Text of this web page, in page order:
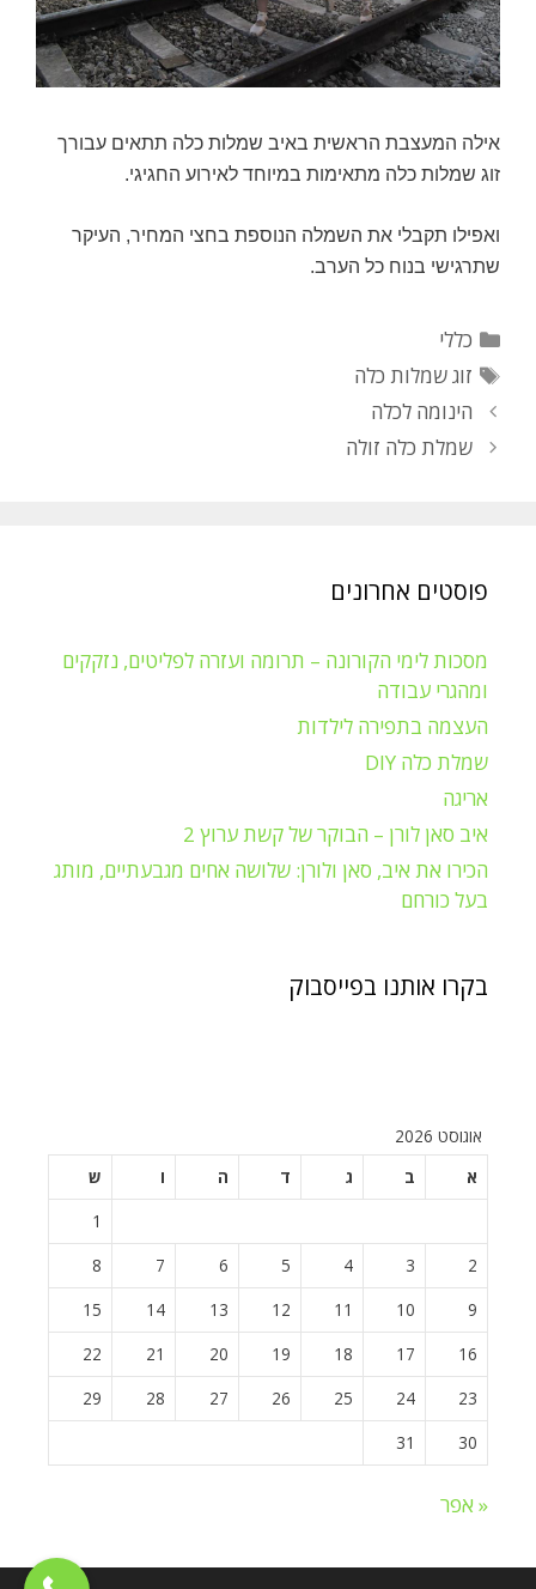
אילה המעצבת הראשית באיב שמלות כלה תתאים עבורך
זוג שמלות כלה מתאימות במיוחד לאירוע החגיגי.
ואפילו תקבלי את השמלה הנוספת בחצי המחיר, העיקר
שתרגישי בנוח כל הערב.
קטגוריות
כללי
תגיות
זוג שמלות כלה
ניווט
פוסטים
הינומה לכלה
שמלת כלה זולה
פוסטים אחרונים
מסכות לימי הקורונה – תרומה ועזרה לפליטים, נזקקים
ומהגרי עבודה
העצמה בתפירה לילדות
שמלת כלה DIY
אריגה
איב סאן לורן – הבוקר של קשת ערוץ 2
הכירו את איב, סאן ולורן: שלושה אחים מגבעתיים, מותג
בעל כורחם
בקרו אותנו בפייסבוק
אוגוסט 2026
א
ב ג ד ה ו
ש
1
2
3
4
5
6
7
8
9
10
11
12
13
14
15
16
17
18
19
20
21
22
23
24
25
26
27
28
29
30
31
« אפר